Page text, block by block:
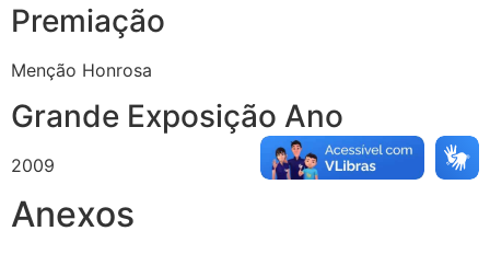
Premiação
Menção Honrosa
Grande Exposição Ano
2009
Anexos